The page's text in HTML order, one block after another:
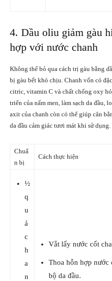
4. Dầu oliu giảm gàu
hợp với nước chanh
Không thể bỏ qua cách trị gàu bằng
bị gàu bết khó chịu. Chanh vốn có
citric, vitamin C và chất chống oxy
triển của nấm men, làm sạch da đầu,
axit của chanh còn có thể giúp cân
da đầu cảm giác tươi mát khi sử dụng.
Chuẩ
n bị
Cách thực hiện
½
q
u
ả
c
h
a
n
Vắt lấy nước cốt
Thoa hỗn hợp nước
bộ da đầu.